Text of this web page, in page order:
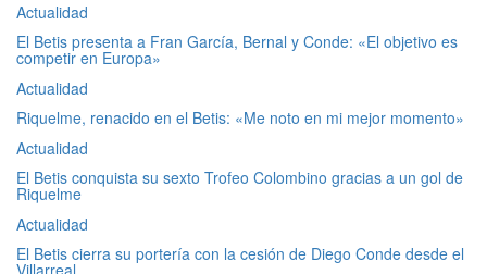
Actualidad
El Betis presenta a Fran García, Bernal y Conde: «El objetivo es
competir en Europa»
Actualidad
Riquelme, renacido en el Betis: «Me noto en mi mejor momento»
Actualidad
El Betis conquista su sexto Trofeo Colombino gracias a un gol de
Riquelme
Actualidad
El Betis cierra su portería con la cesión de Diego Conde desde el
Villarreal